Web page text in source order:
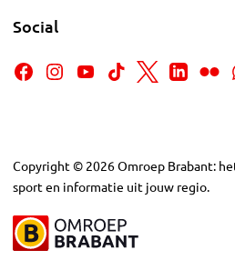
Social
Copyright © 2026Omroep Brabant:
sport en informatie uit jouw regio.